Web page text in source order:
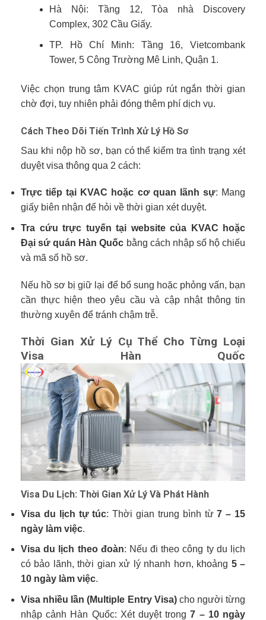
Hà Nội: Tầng 12, Tòa nhà Discovery
Complex, 302 Cầu Giấy.
TP. Hồ Chí Minh: Tầng 16, Vietcombank
Tower, 5 Công Trường Mê Linh, Quận 1.
Việc chọn trung tâm KVAC giúp rút ngắn thời gian
chờ đợi, tuy nhiên phải đóng thêm phí dịch vụ.
Cách Theo Dõi Tiến Trình Xử Lý Hồ Sơ
Sau khi nộp hồ sơ, bạn có thể kiểm tra tình trạng xét
duyệt visa thông qua 2 cách:
Trực tiếp tại KVAC hoặc cơ quan lãnh sự: Mang
giấy biên nhận để hỏi về thời gian xét duyệt.
Tra cứu trực tuyến tại website của KVAC hoặc
Đại sứ quán Hàn Quốc bằng cách nhập số hộ chiếu
và mã số hồ sơ.
Nếu hồ sơ bị giữ lại để bổ sung hoặc phỏng vấn, bạn
cần thực hiện theo yêu cầu và cập nhật thông tin
thường xuyên để tránh chậm trễ.
Thời Gian Xử Lý Cụ Thể Cho Từng Loại
Visa Hàn Quốc
Visa Du Lịch: Thời Gian Xử Lý Và Phát Hành
Visa du lịch tự túc: Thời gian trung bình từ7 – 15
ngày làm việc.
Visa du lịch theo đoàn: Nếu đi theo công ty du lịch
có bảo lãnh, thời gian xử lý nhanh hơn, khoảng 5 –
10 ngày làm việc.
Visa nhiều lần (Multiple Entry Visa)cho người từng
nhập cảnh Hàn Quốc: Xét duyệt trong7 – 10 ngày